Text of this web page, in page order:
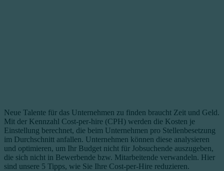
Neue Talente für das Unternehmen zu finden braucht Zeit und Geld.
Mit der Kennzahl Cost-per-hire (CPH) werden die Kosten je
Einstellung berechnet, die beim Unternehmen pro Stellenbesetzung
im Durchschnitt anfallen. Unternehmen können diese analysieren
und optimieren, um Ihr Budget nicht für Jobsuchende auszugeben,
die sich nicht in Bewerbende bzw. Mitarbeitende verwandeln. Hier
sind unsere 5 Tipps, wie Sie Ihre Cost-per-Hire reduzieren.